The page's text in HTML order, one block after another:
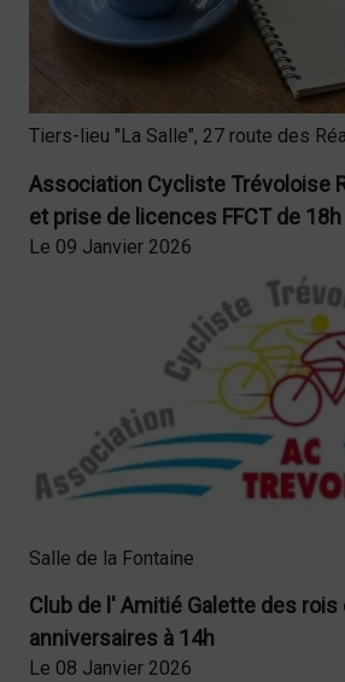
Tiers-lieu "La Salle", 27 route des
Association Cycliste Trévoloise
et prise de licences FFCT de 18h
Le 09 Janvier 2026
Salle de la Fontaine
Club de l' Amitié Galette des
anniversaires à 14h
Le 08 Janvier 2026